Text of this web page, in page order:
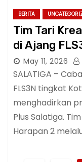
BERITA
Tim Tari
di Ajang
May 11, 2026
SALATIGA –
FLS3N tingkat
menghadirkan
Plus Salatiga.
Harapan 2